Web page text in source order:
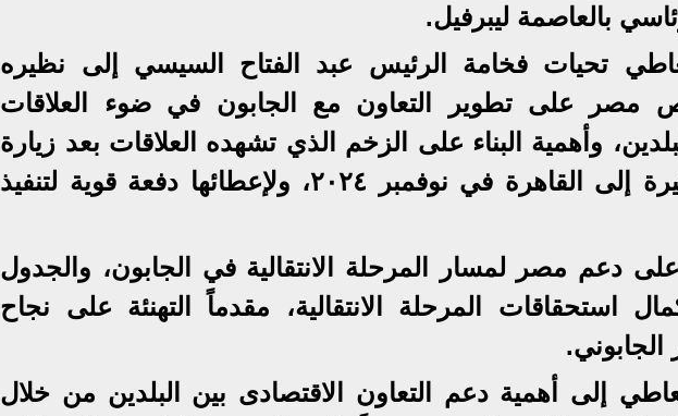
بالعاصمة ليبرفيل.
تحيات فخامة الرئيس عبد الفتاح السيسي إلى نظيره
مصر على تطوير التعاون مع الجابون في ضوء العلاقات
وأهمية البناء على الزخم الذي تشهده العلاقات بعد زيارة
الرئيس الجابوني الأخيرة إلى القاهرة في نوفمبر ٢٠٢٤، ولإعطائها دفعة قوية لتنفيذ
دعم مصر لمسار المرحلة الانتقالية في الجابون، والجدول
استحقاقات المرحلة الانتقالية، مقدماً التهنئة على نجاح
الجابوني.
إلى أهمية دعم التعاون الاقتصادى بين البلدين من خلال